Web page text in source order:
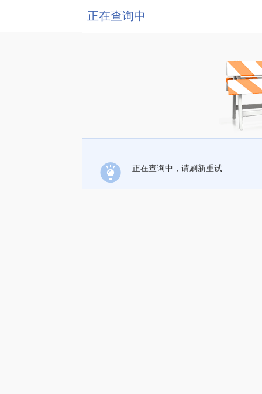
正在查询中
正在查询中，请刷新重试